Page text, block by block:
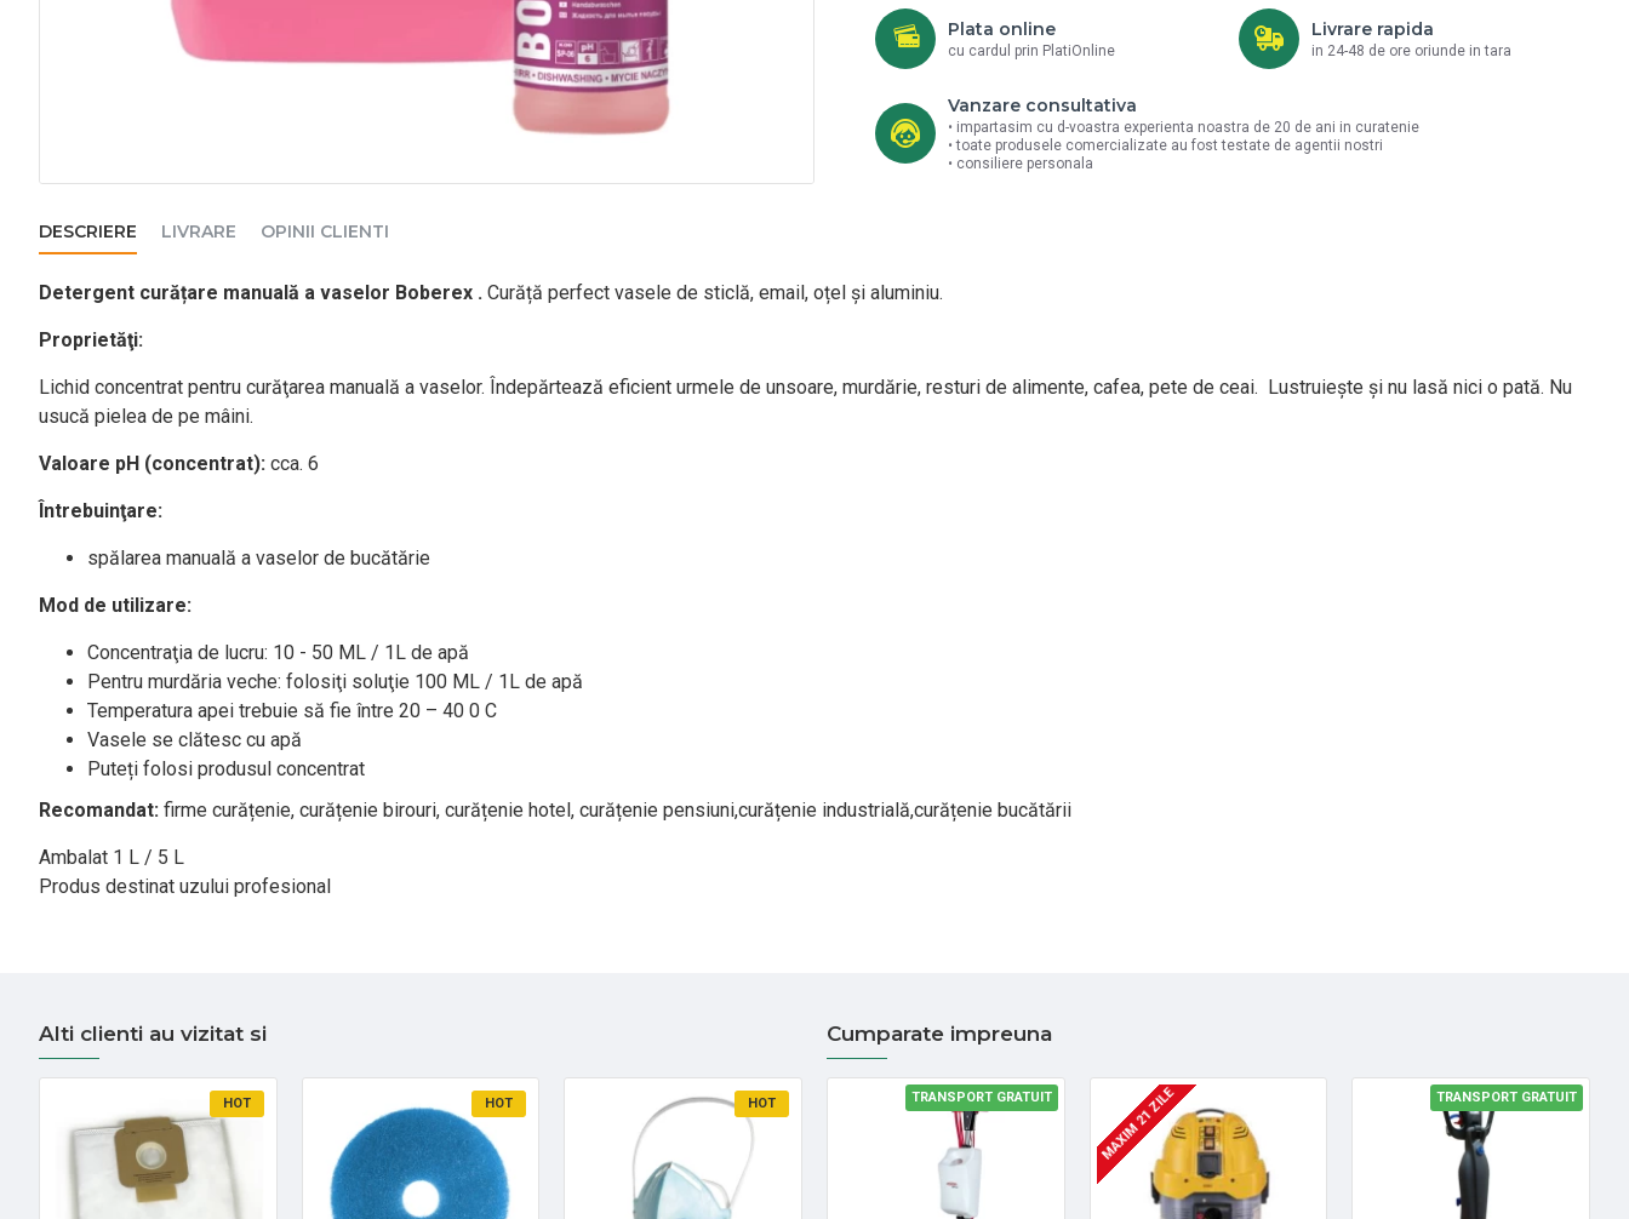
Plata online
cu cardul prin PlatiOnline
Livrare rapida
in 24-48 de ore oriunde in tara
Vanzare consultativa
• impartasim cu d-voastra experienta noastra de 20 de ani in curatenie
• toate produsele comercializate au fost testate de agentii nostri
• consiliere personala
DESCRIERE LIVRARE OPINII CLIENTI
Detergent curățare manuală a vaselor Boberex . Curăță perfect vasele de sticlă, email, oțel și aluminiu.
Proprietăţi:
Lichid concentrat pentru curăţarea manuală a vaselor. Îndepărtează eficient urmele de unsoare, murdărie, resturi de alimente, cafea, pete de ceai. Lustruieşte şi nu lasă nici o pată. Nu
usucă pielea de pe mâini.
Valoare pH (concentrat): cca. 6
Întrebuinţare:
spălarea manuală a vaselor de bucătărie
Mod de utilizare:
Concentraţia de lucru: 10 - 50 ML / 1L de apă
Pentru murdăria veche: folosiţi soluţie 100 ML / 1L de apă
Temperatura apei trebuie să fie între 20 – 40 0 C
Vasele se clătesc cu apă
Puteți folosi produsul concentrat
Recomandat: firme curățenie, curățenie birouri, curățenie hotel, curățenie pensiuni,curățenie industrială,curățenie bucătării
Ambalat 1 L / 5 L
Produs destinat uzului profesional
Alti clienti au vizitat si
HOT HOT HOT HOT
Cumparate impreuna
TRANSPORT GRATUIT MAXIM 21 ZILE TRANSPORT GRATUIT